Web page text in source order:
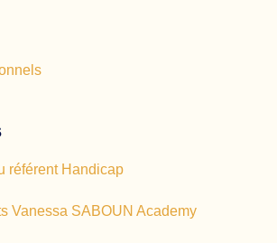
référent Handicap
Vanessa SABOUN Academy